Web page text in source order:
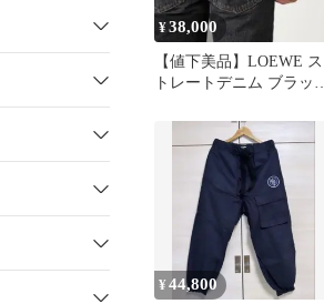
¥38,000
【値下美品】LOEWE ス
トレートデニム ブラック
¥44,800